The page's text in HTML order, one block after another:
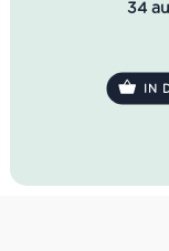
34
IN